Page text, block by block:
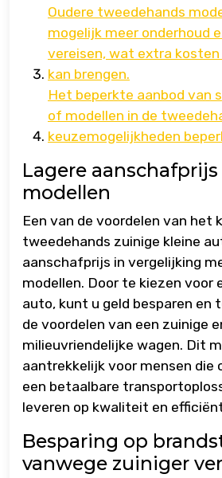
Oudere tweedehands
mogelijk meer onderhoud
vereisen, wat extra
kan brengen.
Het beperkte aanbod van
of modellen in de
keuzemogelijkheden
Lagere
modellen
Een van de voordelen van het
tweedehands zuinige kleine
aanschafprijs in vergelijking
modellen. Door te kiezen voor
auto, kunt u geld besparen en
de voordelen van een zuinige
milieuvriendelijke wagen. Dit
aantrekkelijk voor mensen die
een betaalbare
leveren op kwaliteit en
Besparing op
vanwege zuiniger